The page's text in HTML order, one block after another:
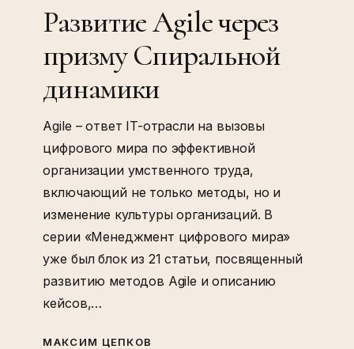
через
призму
Спиральной
динамики
Развитие Agile через
призму Спиральной
динамики
Agile – ответ IT-отрасли на вызовы
цифрового мира по эффективной
организации умственного труда,
включающий не только методы, но и
изменение культуры организаций. В
серии «Менеджмент цифрового мира»
уже был блок из 21 статьи, посвященный
развитию методов Agile и описанию
кейсов,…
МАКСИМ ЦЕПКОВ